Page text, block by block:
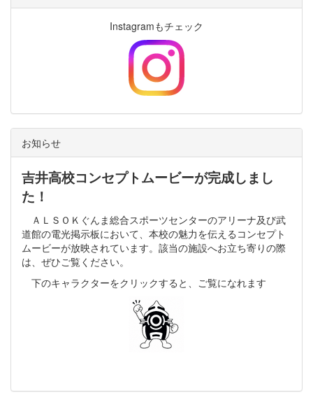
Instagramもチェック
お知らせ
吉井高校コンセプトムービーが完成しまし
た！
ＡＬＳＯＫぐんま総合スポーツセンターのアリーナ及び武
道館の電光掲示板において、本校の魅力を伝えるコンセプト
ムービーが放映されています。該当の施設へお立ち寄りの際
は、ぜひご覧ください。
下のキャラクターをクリックすると、ご覧になれます